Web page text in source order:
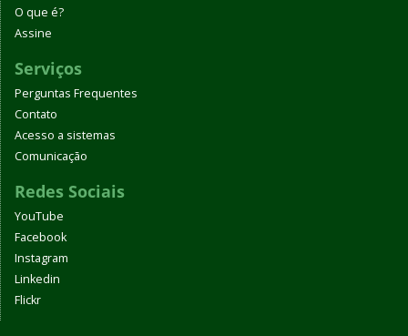
O que é?
Assine
Serviços
Perguntas Frequentes
Contato
Acesso a sistemas
Comunicação
Redes Sociais
YouTube
Facebook
Instagram
Linkedin
Flickr